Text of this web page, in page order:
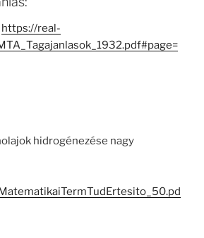
https://real-
hidrogénezése nagy